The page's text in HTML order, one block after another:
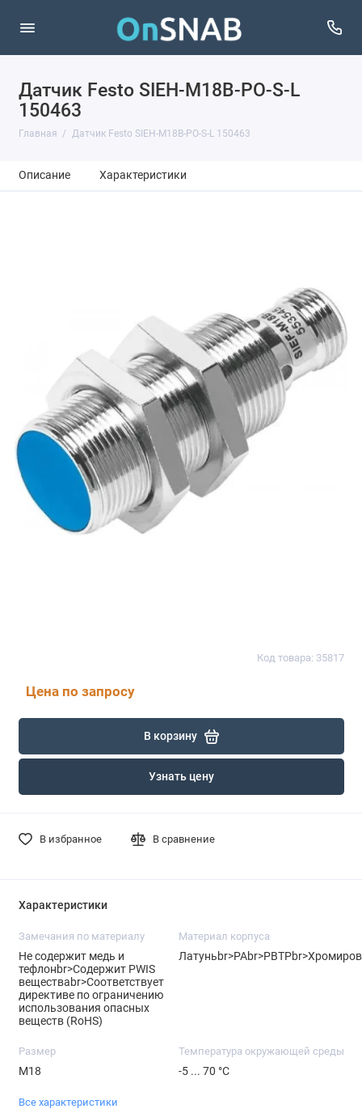
Датчик Festo SIEH-M18B-PO-S-L
150463
Главная Датчик Festo SIEH-M18B-PO-S-L 150463
Описание Характеристики
Код товара: 35817
Цена по запросу
В корзину
Узнать цену
В избранное В сравнение
Характеристики
Замечания по материалу
Не содержит медь и
тефлонbr>Содержит PWIS
веществаbr>Соответствует
директиве по ограничению
использования опасных
веществ (RoHS)
Материал корпуса
Размер
M18
Температура окружающей среды
-5 ... 70 °C
Все характеристики